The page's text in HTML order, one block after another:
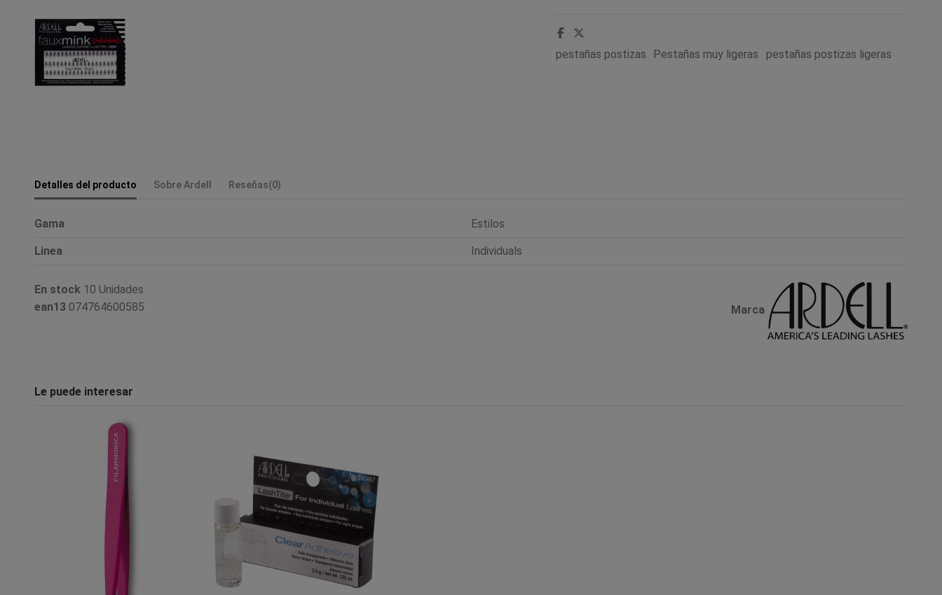
pestañas postizas Pestañas muy ligeras pestañas postizas ligeras
Detalles del producto Sobre Ardell Reseñas(0)
Gama Estilos
Linea Individuals
Marca
En stock 10 Unidades
ean13 074764600585
Le puede interesar